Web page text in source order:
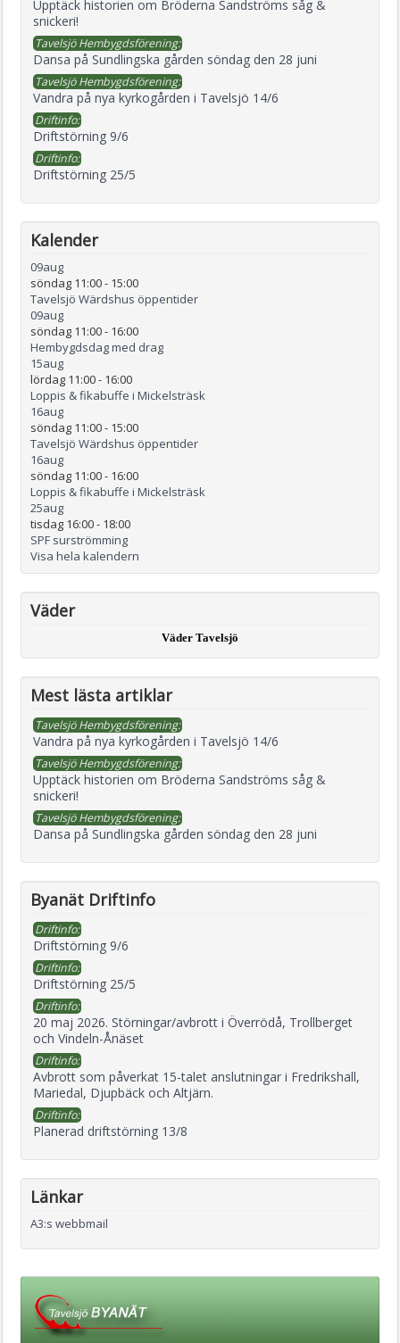
Upptäck historien om Bröderna Sandströms såg &
snickeri!
Tavelsjö Hembygdsförening:
Dansa på Sundlingska gården söndag den 28 juni
Tavelsjö Hembygdsförening:
Vandra på nya kyrkogården i Tavelsjö 14/6
Driftinfo:
Driftstörning 9/6
Driftinfo:
Driftstörning 25/5
Kalender
09aug
söndag 11:00- 15:00
Tavelsjö Wärdshus öppentider
09aug
söndag 11:00- 16:00
Hembygdsdag med drag
15aug
lördag 11:00- 16:00
Loppis & fikabuffe i Mickelsträsk
16aug
söndag 11:00- 15:00
Tavelsjö Wärdshus öppentider
16aug
söndag 11:00- 16:00
Loppis & fikabuffe i Mickelsträsk
25aug
tisdag 16:00- 18:00
SPF surströmming
Visa hela kalendern
Väder
Väder Tavelsjö
Mest lästa artiklar
Tavelsjö Hembygdsförening:
Vandra på nya kyrkogården i Tavelsjö 14/6
Tavelsjö Hembygdsförening:
Upptäck historien om Bröderna Sandströms såg &
snickeri!
Tavelsjö Hembygdsförening:
Dansa på Sundlingska gården söndag den 28 juni
Byanät Driftinfo
Driftinfo:
Driftstörning 9/6
Driftinfo:
Driftstörning 25/5
Driftinfo:
20 maj 2026. Störningar/avbrott i Överrödå, Trollberget
och Vindeln-Ånäset
Driftinfo:
Avbrott som påverkat 15-talet anslutningar i Fredrikshall,
Mariedal, Djupbäck och Altjärn.
Driftinfo:
Planerad driftstörning 13/8
Länkar
A3:s webbmail